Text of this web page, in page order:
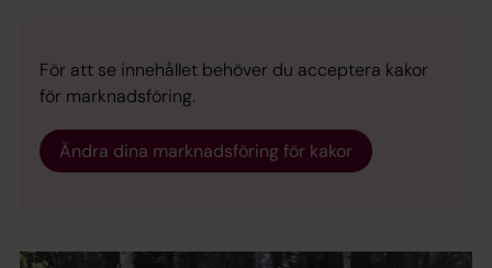
För att se innehållet behöver du acceptera kakor
för marknadsföring.
Ändra dina marknadsföring för kakor